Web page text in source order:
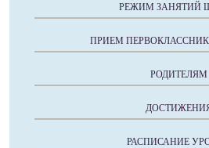
РЕЖИМ ЗАНЯТИЙ
ПРИЕМ
РОДИТЕЛЯМ
РАСПИСАНИЕ